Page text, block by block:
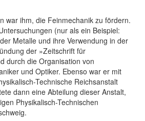
war ihm, die Feinmechanik zu fördern.
(nur als ein Beispiel:
Metalle und ihre Verwendung in der
der »Zeitschrift für
durch die Organisation von
und Optiker. Ebenso war er mit
Technische Reichsanstalt
dann eine Abteilung dieser Anstalt,
Physikalisch-Technischen